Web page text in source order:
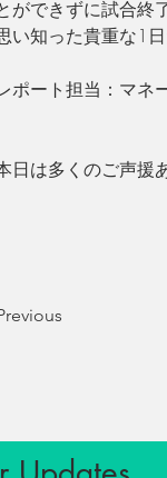
ができずに試合終
い知った貴重な1
ポート担当：マネ
日は多くのご声援